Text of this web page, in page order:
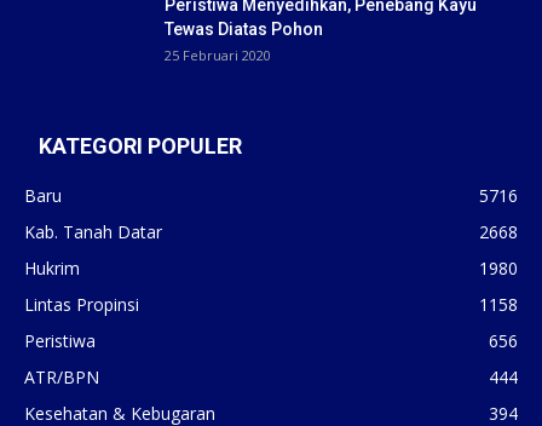
Peristiwa Menyedihkan, Penebang Kayu
Tewas Diatas Pohon
25 Februari 2020
KATEGORI POPULER
Baru
5716
Kab. Tanah Datar
2668
Hukrim
1980
Lintas Propinsi
1158
Peristiwa
656
ATR/BPN
444
Kesehatan & Kebugaran
394